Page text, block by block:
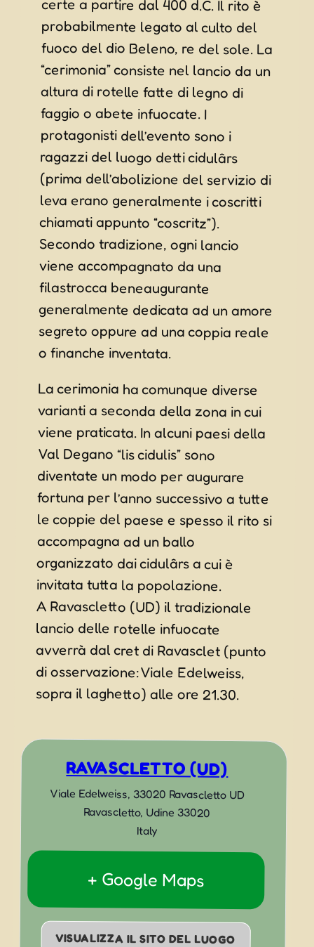
o finanche inventata.
La cerimonia ha comunque diverse
varianti a seconda della zona in cui
viene praticata. In alcuni paesi della
Val Degano “lis cidulis” sono
diventate un modo per augurare
fortuna per l’anno successivo a tutte
le coppie del paese e spesso il rito si
accompagna ad un ballo
organizzato dai cidulârs a cui è
invitata tutta la popolazione.
A Ravascletto (UD) il tradizionale
lancio delle rotelle infuocate
avverrà dal cret di Ravasclet (punto
di osservazione: Viale Edelweiss,
sopra il laghetto) alle ore 21.30.
RAVASCLETTO (UD)
Viale Edelweiss, 33020 Ravascletto UD
Ravascletto, Udine 33020
Italy
+ Google Maps
VISUALIZZA IL SITO DEL LUOGO